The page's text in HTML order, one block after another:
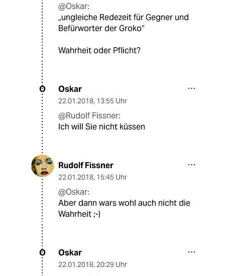
@Oskar:
„ungleiche Redezeit für Gegner und
Befürworter der Groko“
Wahrheit oder Pflicht?
O Oskar
22.01.2018, 13:55 Uhr
@Rudolf Fissner:
Ich will Sie nicht küssen
Rudolf Fissner
22.01.2018, 15:45 Uhr
@Oskar:
Aber dann wars wohl auch nicht die
Wahrheit ;-)
O Oskar
22.01.2018, 20:29 Uhr